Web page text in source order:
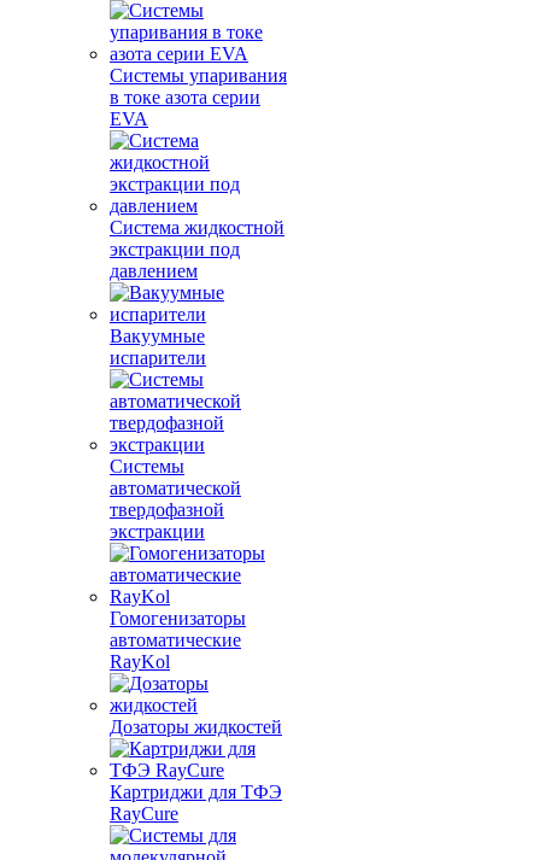
Системы упаривания
в токе азота серии
EVA
Система жидкостной
экстракции под
давлением
Вакуумные
испарители
Системы
автоматической
твердофазной
экстракции
Гомогенизаторы
автоматические
RayKol
Дозаторы жидкостей
Картриджи для ТФЭ
RayCure